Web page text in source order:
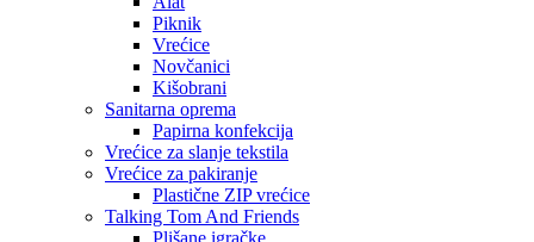
Piknik
Vrećice
Novčanici
Kišobrani
Sanitarna oprema
Papirna konfekcija
Vrećice za slanje tekstila
Vrećice za pakiranje
Plastične ZIP vrećice
Talking Tom And Friends
Plišane igračke